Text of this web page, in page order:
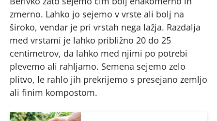
zmerno. Lahko jo sejemo v vrste ali bolj na
široko, vendar je pri vrstah nega lažja. Razdalja
med vrstami je lahko približno 20 do 25
centimetrov, da lahko med njimi po potrebi
plevemo ali rahljamo. Semena sejemo zelo
plitvo, le rahlo jih prekrijemo s presejano zemljo
ali finim kompostom.